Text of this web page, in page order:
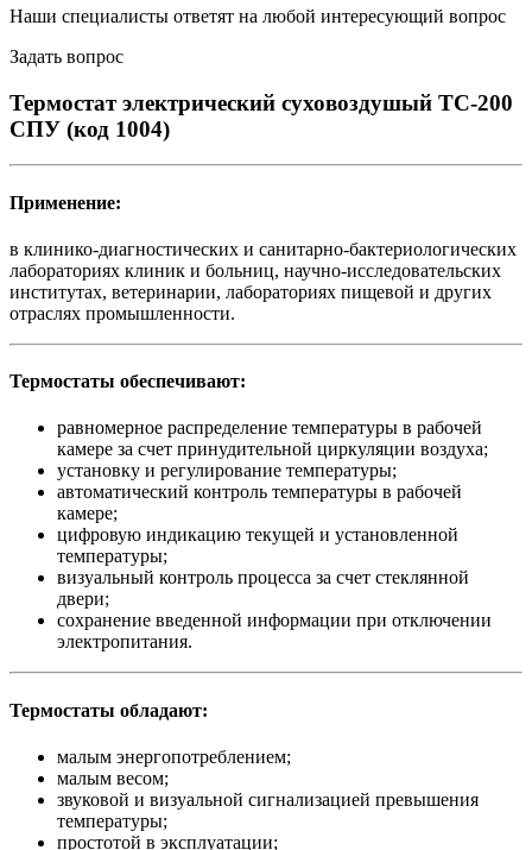
Наши специалисты ответят на любой интересующий вопрос
Задать вопрос
Термостат электрический суховоздушый ТС-200
СПУ (код 1004)
Применение:
в клинико-диагностических и санитарно-бактериологических
лабораториях клиник и больниц, научно-исследовательских
институтах, ветеринарии, лабораториях пищевой и других
отраслях промышленности.
Термостаты обеспечивают:
равномерное распределение температуры в рабочей
камере за счет принудительной циркуляции воздуха;
установку и регулирование температуры;
автоматический контроль температуры в рабочей
камере;
цифровую индикацию текущей и установленной
температуры;
визуальный контроль процесса за счет стеклянной
двери;
сохранение введенной информации при отключении
электропитания.
Термостаты обладают:
малым энергопотреблением;
малым весом;
звуковой и визуальной сигнализацией превышения
температуры;
простотой в эксплуатации;